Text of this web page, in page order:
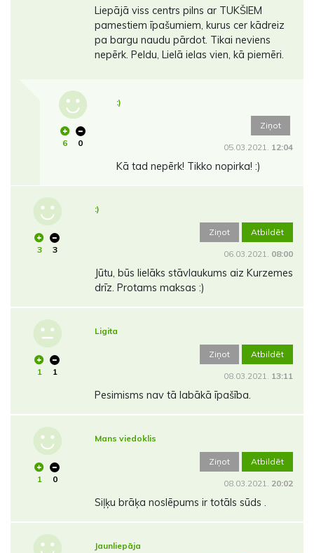
Liepājā viss centrs pilns ar TUKŠIEM
pamestiem īpašumiem, kurus cer kādreiz
pa bargu naudu pārdot. Tikai neviens
nepērk. Peldu, Lielā ielas vien, kā piemēri.
6 0
:)
Ziņot
05.03.2021. 12:04
Kā tad nepērk! Tikko nopirka! :)
3 3
:)
Ziņot Atbildēt
06.03.2021. 08:00
Jūtu, būs lielāks stāvlaukums aiz Kurzemes
drīz. Protams maksas :)
1 1
Ligita
Ziņot Atbildēt
08.03.2021. 13:11
Pesimisms nav tā labākā īpašība.
1 0
Mans viedoklis
Ziņot Atbildēt
08.03.2021. 20:02
Siļķu brāķa noslēpums ir totāls sūds .
Jaunliepāja